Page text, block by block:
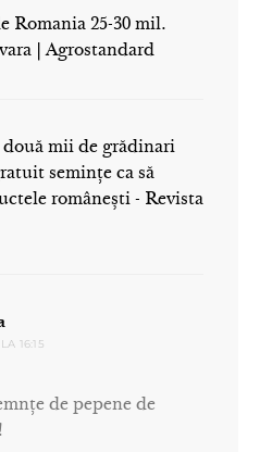
Romania 25-30 mil.
| Agrostandard
mii de grădinari
semințe ca să
românești - Revista
16:15
de pepene de